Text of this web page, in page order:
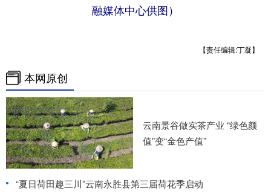
融媒体中心供图）
【责任编辑:丁凝】
本网原创
云南景谷做实茶产业 “绿色颜
值”变“金色产值”
“夏日荷田趣三川”云南永胜县第三届荷花季启动